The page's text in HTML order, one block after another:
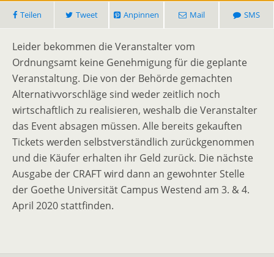
Teilen Tweet Anpinnen Mail SMS
Leider bekommen die Veranstalter vom
Ordnungsamt keine Genehmigung für die geplante
Veranstaltung. Die von der Behörde gemachten
Alternativvorschläge sind weder zeitlich noch
wirtschaftlich zu realisieren, weshalb die Veranstalter
das Event absagen müssen. Alle bereits gekauften
Tickets werden selbstverständlich zurückgenommen
und die Käufer erhalten ihr Geld zurück. Die nächste
Ausgabe der CRAFT wird dann an gewohnter Stelle
der Goethe Universität Campus Westend am 3. & 4.
April 2020 stattfinden.